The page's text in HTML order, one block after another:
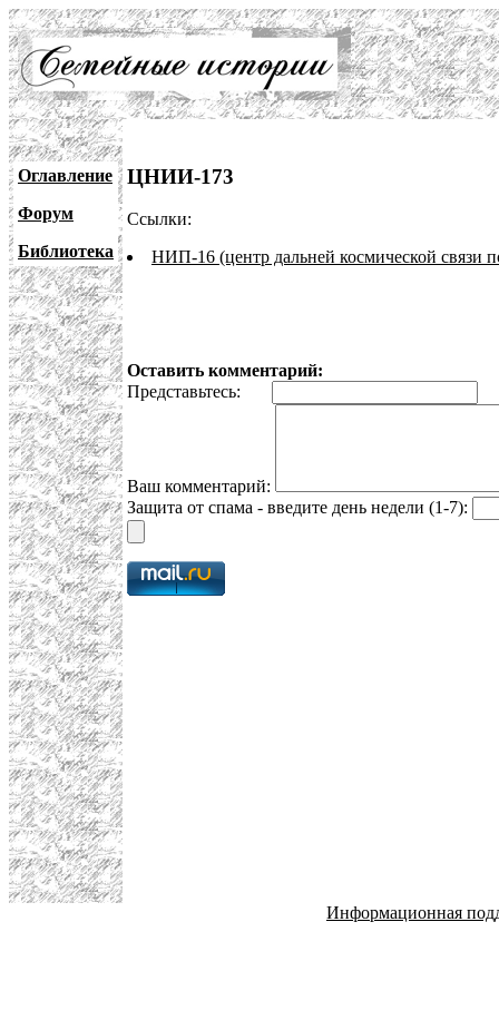
Оглавление
Форум
Библиотека
ЦНИИ-173
Ссылки:
НИП-16 (центр дальней космической связи
Оставить комментарий:
Представьтесь:
Ваш комментарий:
Защита от спама - введите день недели (1-7):
Информационная